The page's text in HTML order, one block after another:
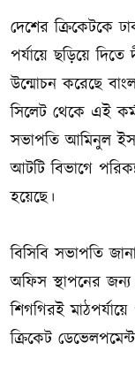
দেশের ক্রিকেটকে
পর্যায়ে ছড়িয়ে দিতে
উন্মোচন করেছে
সিলেট থেকে এই
সভাপতি আমিনুল
আটটি বিভাগে
হয়েছে।
বিসিবি সভাপতি
অফিস স্থাপনের
শিগগিরই
ক্রিকেট